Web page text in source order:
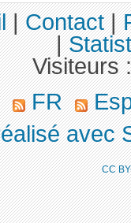
|Contact|
|
Visiteurs
FR
avec
CC